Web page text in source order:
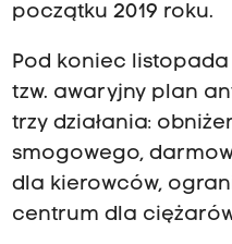
początku 2019 roku.
Pod koniec
tzw. awaryjny plan
trzy działania:
smogowego,
dla kierowców,
centrum dla